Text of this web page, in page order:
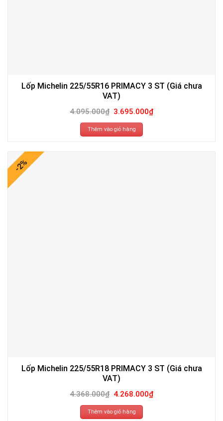
Lốp Michelin 225/55R16 PRIMACY 3 ST (Giá chưa
VAT)
4.095.000₫ Giá
gốc
là:
4.095.000₫.
3.695.000₫Giá
hiện
Thêm vào giỏ hàng
-2%
Lốp Michelin 225/55R18 PRIMACY 3 ST (Giá chưa
VAT)
4.368.000₫
Giá
gốc
là:
4.368.000₫.
4.268.000₫Giá
hiện
Thêm vào giỏ hàng